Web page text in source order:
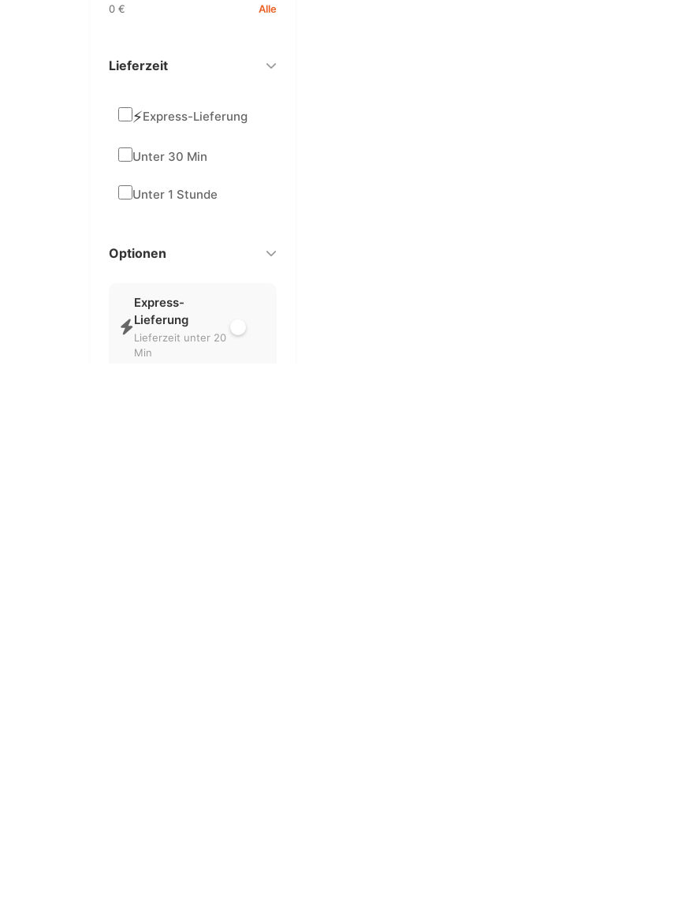
0 € Alle
Lieferzeit
⚡Express-Lieferung
Unter 30 Min
Unter 1 Stunde
Optionen
Express-
Lieferung
Lieferzeit unter 20
Min